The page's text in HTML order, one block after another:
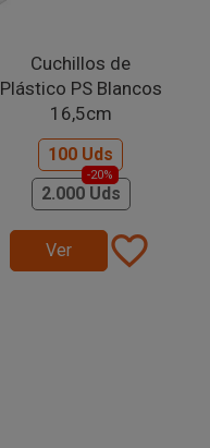
Cuchillos de
Plástico PS Blancos
16,5cm
100 Uds
2.000 Uds
-20%
Ver favorite_border